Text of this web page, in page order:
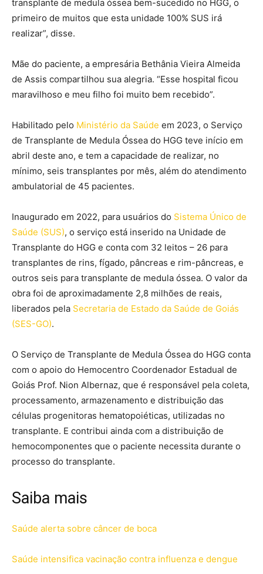
transplante de medula óssea bem-sucedido no HGG, o
primeiro de muitos que esta unidade 100% SUS irá
realizar”, disse.
Mãe do paciente, a empresária Bethânia Vieira Almeida
de Assis compartilhou sua alegria. “Esse hospital ficou
maravilhoso e meu filho foi muito bem recebido”.
Habilitado pelo Ministério da Saúde em 2023, o Serviço
de Transplante de Medula Óssea do HGG teve início em
abril deste ano, e tem a capacidade de realizar, no
mínimo, seis transplantes por mês, além do atendimento
ambulatorial de 45 pacientes.
Inaugurado em 2022, para usuários do Sistema Único de
Saúde (SUS), o serviço está inserido na Unidade de
Transplante do HGG e conta com 32 leitos – 26 para
transplantes de rins, fígado, pâncreas e rim-pâncreas, e
outros seis para transplante de medula óssea. O valor da
obra foi de aproximadamente 2,8 milhões de reais,
liberados pela Secretaria de Estado da Saúde de Goiás
(SES-GO).
O Serviço de Transplante de Medula Óssea do HGG conta
com o apoio do Hemocentro Coordenador Estadual de
Goiás Prof. Nion Albernaz, que é responsável pela coleta,
processamento, armazenamento e distribuição das
células progenitoras hematopoiéticas, utilizadas no
transplante. E contribui ainda com a distribuição de
hemocomponentes que o paciente necessita durante o
processo do transplante.
Saiba mais
Saúde alerta sobre câncer de boca
Saúde intensifica vacinação contra influenza e dengue